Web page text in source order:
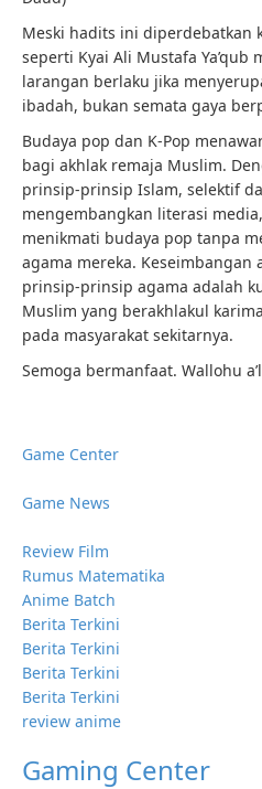
Meski hadits ini diperdebatkan
seperti Kyai Ali Mustafa Ya’qub
larangan berlaku jika
ibadah, bukan semata gaya
Budaya pop dan K-Pop
bagi akhlak remaja Muslim.
prinsip-prinsip Islam, selektif
mengembangkan literasi
menikmati budaya pop tanpa
agama mereka.
prinsip-prinsip agama adalah
Muslim yang berakhlakul
pada masyarakat sekitarnya.
Semoga bermanfaat. Wallohu
Game Center
Game News
Review Film
Rumus Matematika
Anime Batch
Berita Terkini
Berita Terkini
Berita Terkini
Berita Terkini
review anime
Gaming Center